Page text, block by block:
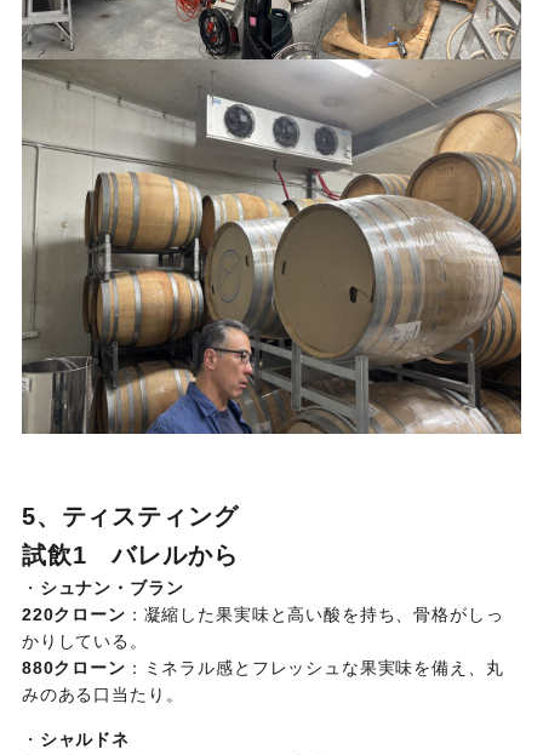
5、ティスティング
試飲1 バレルから
・ シュナン・ブラン
220クローン ：凝縮した果実味と高い酸を持ち、骨格がしっ
かりしている。
880クローン ：ミネラル感とフレッシュな果実味を備え、丸
みのある口当たり。
・ シャルドネ